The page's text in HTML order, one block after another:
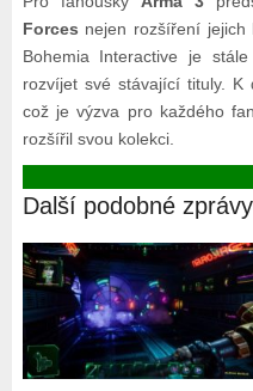
Forces nejen rozšíření
Bohemia Interactive je
rozvíjet své stávající tituly. K
což je výzva pro každého
rozšířil svou kolekci.
Další podobné zprávy